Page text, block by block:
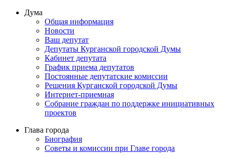
Дума
Общая информация
Новости
Ваш депутат
Депутаты Курганской городской Думы
Кабинет депутата
График приема депутатов
Постоянные депутатские комиссии
Решения Курганской городской Думы
Интернет-приемная
Собрание граждан по поддержке инициативных
проектов
Глава города
Биография
Советы и комиссии при Главе города